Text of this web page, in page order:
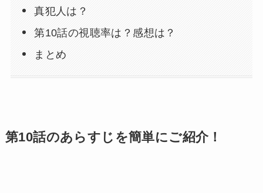
真犯人は？
第10話の視聴率は？感想は？
まとめ
第10話のあらすじを簡単にご紹介！